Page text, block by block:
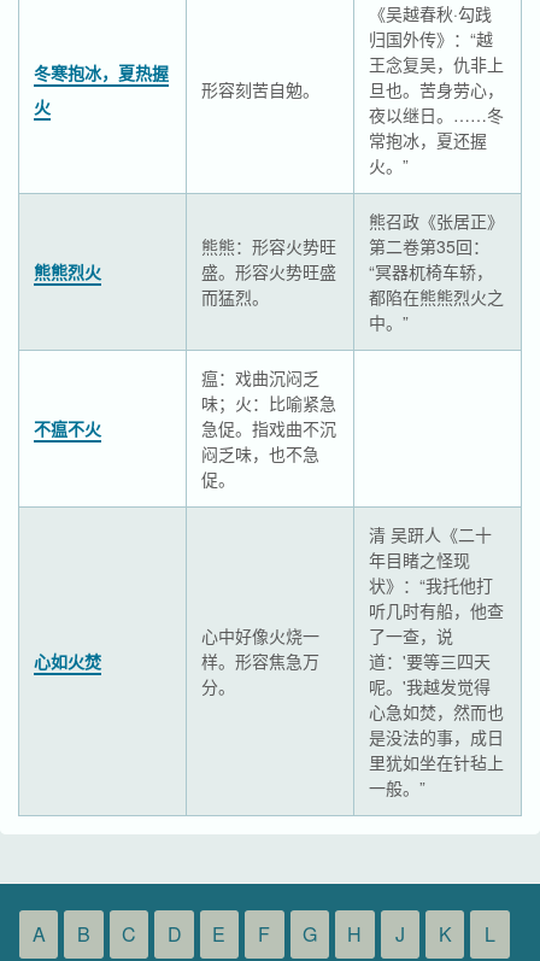
冬寒抱冰，夏热握
火
形容刻苦自勉。
《吴越春秋·勾践
归国外传》：“越
王念复吴，仇非上
旦也。苦身劳心，
夜以继日。……冬
常抱冰，夏还握
火。”
熊熊烈火
熊熊：形容火势旺
盛。形容火势旺盛
而猛烈。
熊召政《张居正》
第二卷第35回：
“冥器杌椅车轿，
都陷在熊熊烈火之
中。”
不瘟不火
瘟：戏曲沉闷乏
味；火：比喻紧急
急促。指戏曲不沉
闷乏味，也不急
促。
心如火焚
心中好像火烧一
样。形容焦急万
分。
清 吴趼人《二十
年目睹之怪现
状》：“我托他打
听几时有船，他查
了一查，说
道：'要等三四天
呢。'我越发觉得
心急如焚，然而也
是没法的事，成日
里犹如坐在针毡上
一般。”
A B C D E F G H J K L